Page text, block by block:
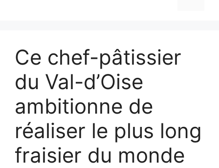
Ce chef-pâtissier
du Val-d’Oise
ambitionne de
réaliser le plus long
fraisier du monde